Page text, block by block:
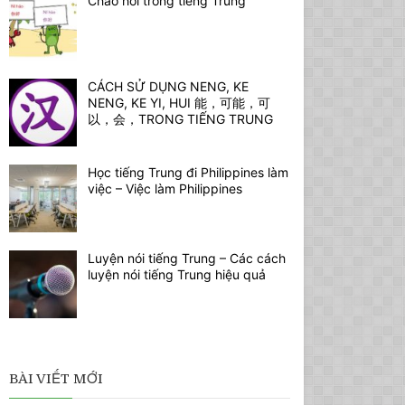
CÁCH SỬ DỤNG NENG, KE
NENG, KE YI, HUI 能，可能，可
以，会，TRONG TIẾNG TRUNG
Học tiếng Trung đi Philippines làm
việc – Việc làm Philippines
Luyện nói tiếng Trung – Các cách
luyện nói tiếng Trung hiệu quả
BÀI VIẾT MỚI